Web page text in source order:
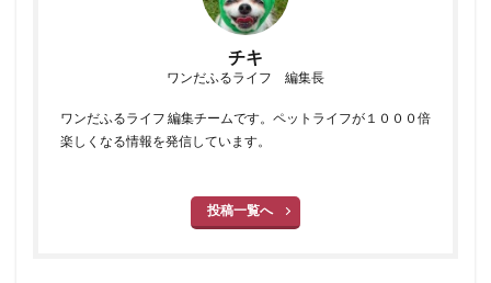
チキ
ワンだふるライフ 編集長
ワンだふるライフ 編集チームです。ペットライフが１０００倍
楽しくなる情報を発信しています。
投稿一覧へ